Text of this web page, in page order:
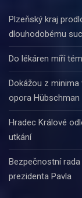
Plzeňský kraj
dlouhodobému
Do lékáren míří
Dokážou z minima
opora Hübschman
Hradec Králové
utkání
Bezpečnostní
prezidenta Pavla